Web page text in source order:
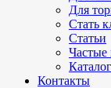
Для
Стать
Статьи
Частые
Контакты